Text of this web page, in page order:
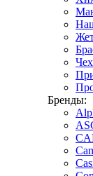
Бренды: